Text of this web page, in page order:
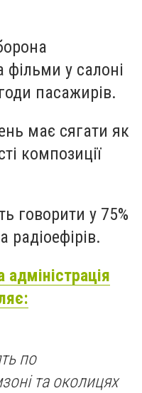
фільми у салоні
пасажирів.
має сягати як
композиції
говорити у 75%
радіоефірів.
адміністрація
по
та околицях